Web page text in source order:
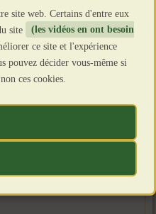
site web. Certains d'entre eux
site
(les vidéos en ont besoin
ce site et l'expérience
pouvez décider vous-même si
ces cookies.